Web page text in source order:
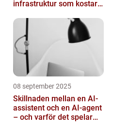
infrastruktur som kostar
08 september 2025
Skillnaden mellan en AI-
assistent och en AI-agent
– och varför det spelar